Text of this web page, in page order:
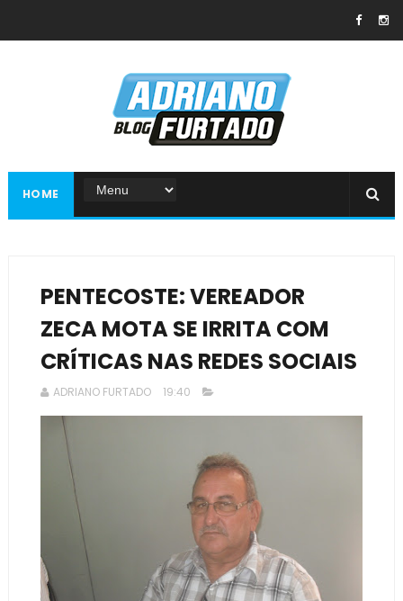
HOME
PENTECOSTE: VEREADOR
ZECA MOTA SE IRRITA COM
CRÍTICAS NAS REDES SOCIAIS
ADRIANO FURTADO 19:40